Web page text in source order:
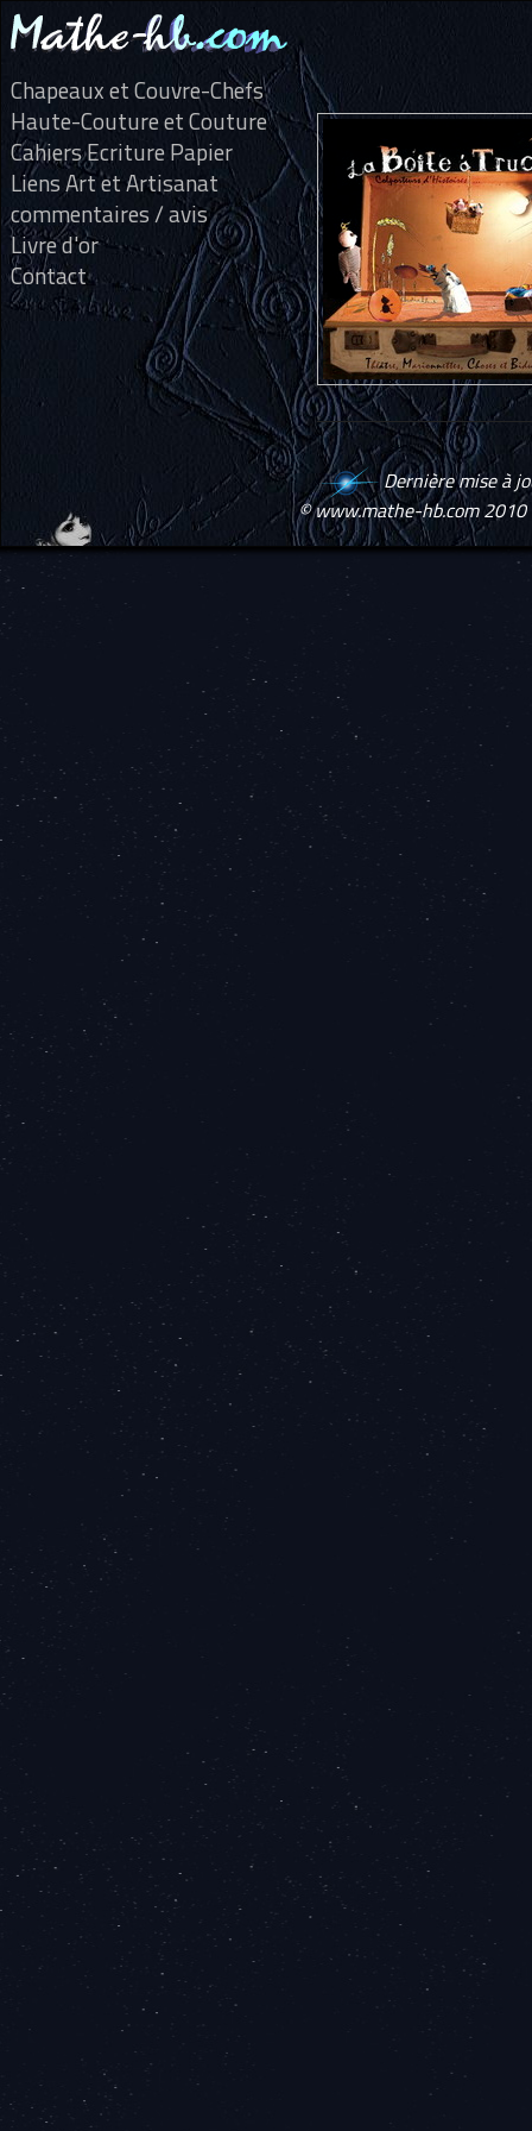
Chapeaux et Couvre-Chefs
Haute-Couture et Couture
Cahiers Ecriture Papier
Liens Art et Artisanat
commentaires / avis
Livre d'or
Contact
Dernière mise à
© www.mathe-hb.com